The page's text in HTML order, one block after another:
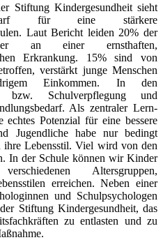
Stiftung Kindergesundheit sieht
für eine stärkere
Laut Bericht leiden 20% der
an einer ernsthaften,
Erkrankung. 15% sind von
verstärkt junge Menschen
Einkommen. In den
bzw. Schulverpflegung und
Als zentraler Lern-
Potenzial für eine bessere
Jugendliche habe nur bedingt
Lebensstil. Viel wird von den
In der Schule können wir Kinder
Altersgruppen,
erreichen. Neben einer
und Schulpsychologen
Stiftung Kindergesundheit, das
zu entlasten und zu